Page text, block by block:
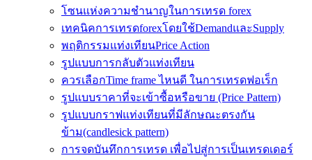
โซนแห่งความชำนาญในการเทรด forex
เทคนิคการเทรดforexโดยใช้DemandและSupply
พฤติกรรมแท่งเทียนPrice Action
รูปแบบการกลับตัวแท่งเทียน
ควรเลือกTime frame ไหนดี ในการเทรดฟอเร็ก
รูปแบบราคาที่จะเข้าซื้อหรือขาย (Price Pattern)
รูปแบบกราฟแท่งเทียนที่มีลักษณะตรงกัน
ข้าม(candlesick pattern)
การจดบันทึกการเทรด เพื่อไปสู่การเป็นเทรดเดอร์